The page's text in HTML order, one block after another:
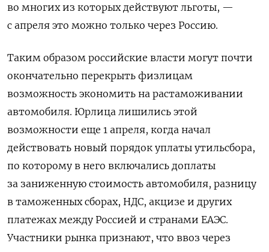
во многих из которых действуют льготы, —
с апреля это можно только через Россию.
Таким образом российские власти могут почти
окончательно перекрыть физлицам
возможность экономить на растаможивании
автомобиля. Юрлица лишились этой
возможности еще 1 апреля, когда начал
действовать новый порядок уплаты утильсбора,
по которому в него включались доплаты
за заниженную стоимость автомобиля, разницу
в таможенных сборах, НДС, акцизе и других
платежах между Россией и странами ЕАЭС.
Участники рынка признают, что ввоз через